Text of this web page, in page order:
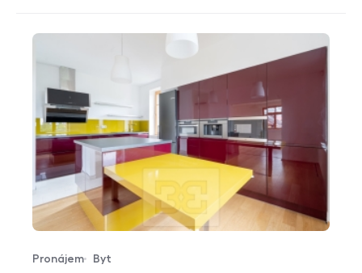
Typ nabídky
Pronájem
Typ nemovitosti
Byt